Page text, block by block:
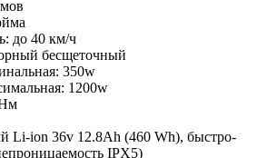
до 40 км/ч
бесщеточный
350w
1200w
Li-ion 36v 12.8Ah (460 Wh), быстро-
IPX5)